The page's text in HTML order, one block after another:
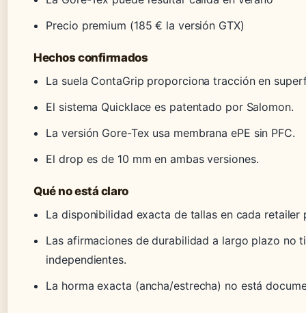
Precio premium (185 € la versión GTX)
Hechos confirmados
La suela ContaGrip proporciona tracción en
El sistema Quicklace es patentado por Salomon.
La versión Gore-Tex usa membrana ePE sin PFC.
El drop es de 10 mm en ambas versiones.
Qué no está claro
La disponibilidad exacta de tallas en cada retailer
Las afirmaciones de durabilidad a largo plazo no
independientes.
La horma exacta (ancha/estrecha) no está